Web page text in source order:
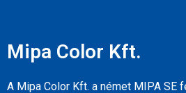
Mipa Color Kft.
A Mipa Color Kft. a német MIPA SE